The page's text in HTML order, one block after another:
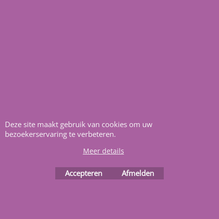
zelfbouwers, wij voorzien u
van alle informatie en
bouwinstructies. Al meer
adres zwembaden en
Deze site maakt gebruik van cookies om uw
bezoekerservaring te verbeteren.
Meer details
Accepteren Afmelden